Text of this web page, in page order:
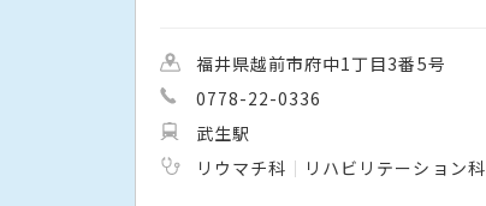
福井県越前市府中1丁目3番5号
0778-22-0336
武生駅
リウマチ科
リハビリテーション科